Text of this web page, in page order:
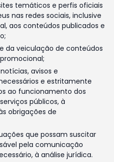
temáticos e perfis oficiais
nas redes sociais, inclusive
aos conteúdos publicados e
da veiculação de conteúdos
avisos e
e estritamente
ao funcionamento dos
públicos, à
obrigações de
que possam suscitar
pela comunicação
à análise jurídica.